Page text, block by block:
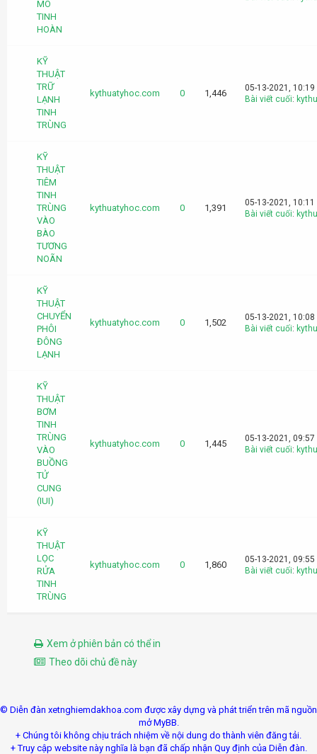
MÔ
TINH
HOÀN
KỸ
THUẬT
TRỮ
LẠNH
TINH
TRÙNG
kythuatyhoc.com 0 1,446
05-13-2021, 10:19
Bài viết cuối:
KỸ
THUẬT
TIÊM
TINH
TRÙNG
VÀO
BÀO
TƯƠNG
NOÃN
kythuatyhoc.com 0 1,391
05-13-2021, 10:11
Bài viết cuối:
KỸ
THUẬT
CHUYỂN
PHÔI
ĐÔNG
LẠNH
kythuatyhoc.com 0 1,502
05-13-2021, 10:08
Bài viết cuối:
KỸ
THUẬT
BƠM
TINH
TRÙNG
VÀO
BUỒNG
TỬ
CUNG
(IUI)
kythuatyhoc.com 0 1,445
05-13-2021, 09:57
Bài viết cuối:
KỸ
THUẬT
LỌC
RỬA
TINH
TRÙNG
kythuatyhoc.com 0 1,860
05-13-2021, 09:55
Bài viết cuối:
Xem ở phiên bản có thể in
Theo dõi chủ đề này
© Diễn đàn xetnghiemdakhoa.com được xây dựng và phát triển trên mã nguồn
mở MyBB.
+ Chúng tôi không chịu trách nhiệm về nội dung do thành viên đăng tải.
+ Truy cập website này nghĩa là bạn đã chấp nhận Quy định của Diễn đàn.